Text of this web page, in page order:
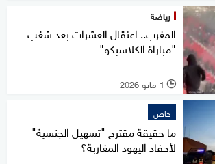
رياضة
المغرب.. اعتقال العشرات بعد شغب
"مباراة الكلاسيكو"
l 1 مايو 2026
خاص
ما حقيقة مقترح "تسهيل الجنسية"
لأحفاد اليهود المغاربة؟